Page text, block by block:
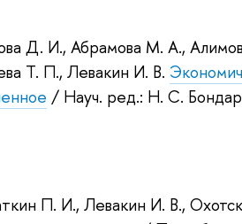
Д. И.,Абрамова М. А.,
Т. П.,Левакин И. В.
/ Науч. ред.: Н. С.
П. И.,Левакин И. В.,